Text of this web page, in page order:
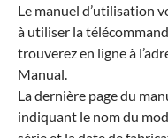
Le manuel d’utilisation
à utiliser la
trouverez en ligne à
Manual.
La dernière page du
indiquant le nom du